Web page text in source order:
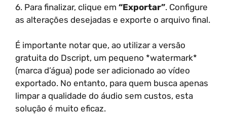
6. Para finalizar, clique em “Exportar”. Configure
as alterações desejadas e exporte o arquivo final.
É importante notar que, ao utilizar a versão
gratuita do Dscript, um pequeno *watermark*
(marca d’água) pode ser adicionado ao vídeo
exportado. No entanto, para quem busca apenas
limpar a qualidade do áudio sem custos, esta
solução é muito eficaz.